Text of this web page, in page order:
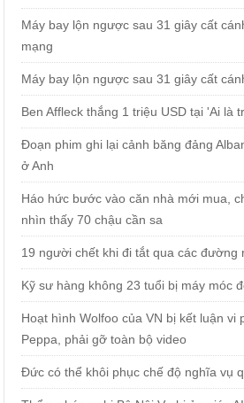
Máy bay lộn ngược sau 31 giây cất
mạng
Máy bay lộn ngược sau 31 giây cất
Ben Affleck thắng 1 triệu USD tại 'Ai là
Đoạn phim ghi lại cảnh băng đảng
ở Anh
Háo hức bước vào căn nhà mới mua,
nhìn thấy 70 chậu cần sa
19 người chết khi đi tắt qua các đường
Kỹ sư hàng không 23 tuổi bị máy móc
Hoạt hình Wolfoo của VN bị kết luận vi
Peppa, phải gỡ toàn bộ video
Đức có thể khôi phục chế độ nghĩa vụ